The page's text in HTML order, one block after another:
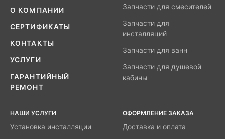
О КОМПАНИИ
СЕРТИФИКАТЫ
КОНТАКТЫ
УСЛУГИ
ГАРАНТИЙНЫЙ
РЕМОНТ
Запчасти для смесителей
Запчасти для
инсталляций
Запчасти для ванн
Запчасти для душевой
кабины
НАШИ УСЛУГИ
Установка инсталляции
ОФОРМЛЕНИЕ ЗАКАЗА
Доставка и оплата